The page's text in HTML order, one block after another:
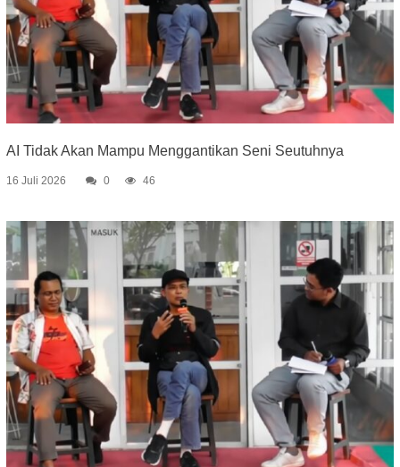
AI Tidak Akan Mampu Menggantikan Seni Seutuhnya
16 Juli 2026 0 46